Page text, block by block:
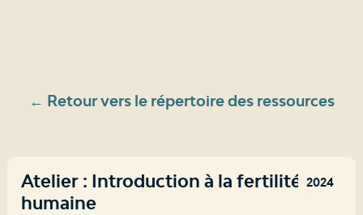
← Retour vers le répertoire des ressources
2024
Atelier : Introduction à la fertilité
humaine